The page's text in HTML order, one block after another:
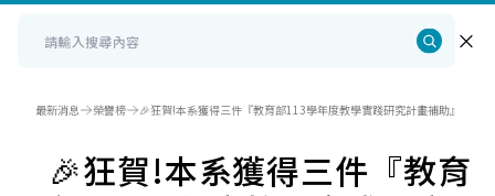
最新消息 榮譽榜 🎉狂賀!本系獲得三件『教育部113學年度教學實踐研究計畫補助』
🎉狂賀!本系獲得三件『教育